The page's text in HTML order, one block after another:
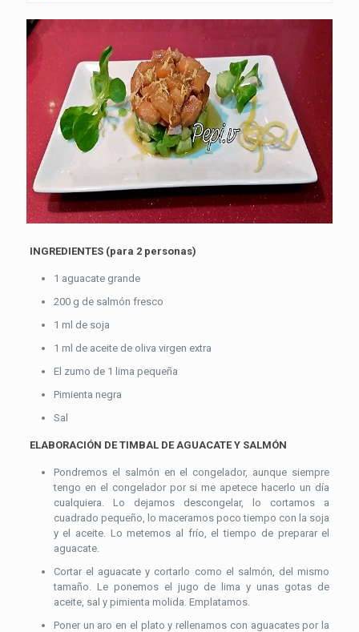
INGREDIENTES (para 2 personas)
1 aguacate grande
200 g de salmón fresco
1 ml de soja
1 ml de aceite de oliva virgen extra
El zumo de 1 lima pequeña
Pimienta negra
Sal
ELABORACIÓN DE TIMBAL DE AGUACATE Y SALMÓN
Pondremos el salmón en el congelador, aunque siempre
tengo en el congelador por si me apetece hacerlo un día
cualquiera. Lo dejamos descongelar, lo cortamos a
cuadrado pequeño, lo maceramos poco tiempo con la soja
y el aceite. Lo metemos al frío, el tiempo de preparar el
aguacate.
Cortar el aguacate y cortarlo como el salmón, del mismo
tamaño. Le ponemos el jugo de lima y unas gotas de
aceite, sal y pimienta molida. Emplatamos.
Poner un aro en el plato y rellenamos con aguacates por la